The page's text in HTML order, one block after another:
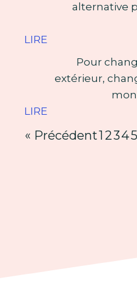
alternative
LIRE
Pour
extérieur,
LIRE
« Précédent1 2345